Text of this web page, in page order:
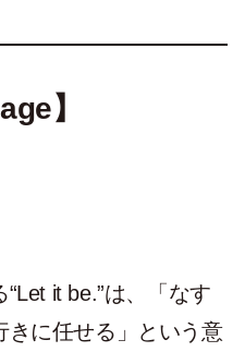
】
it be.”は、「なす
きに任せる」という意